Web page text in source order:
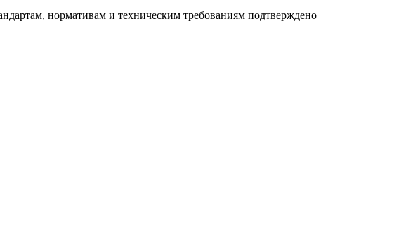
нормативам и техническим требованиям подтверждено